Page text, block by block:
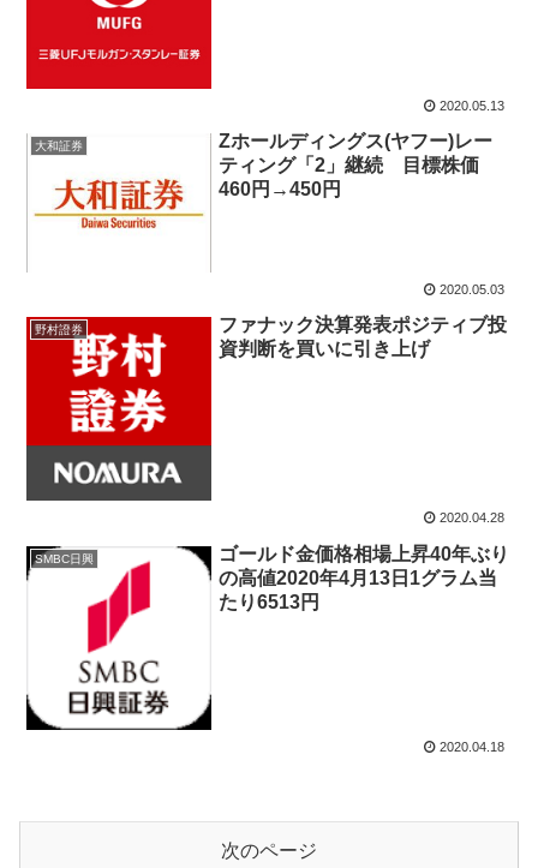
2020.05.13
大和証券
Zホールディングス(ヤフー)レー
ティング「2」継続 目標株価
460円→450円
2020.05.03
野村證券
ファナック決算発表ポジティブ投
資判断を買いに引き上げ
2020.04.28
SMBC日興
ゴールド金価格相場上昇40年ぶり
の高値2020年4月13日1グラム当
たり6513円
2020.04.18
次のページ